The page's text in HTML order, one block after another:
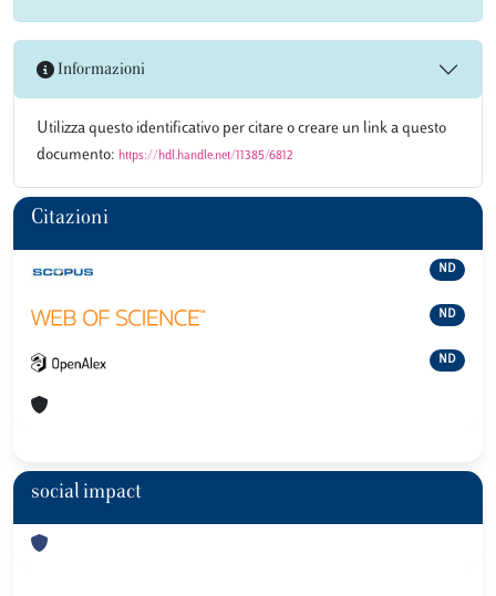
Informazioni
Utilizza questo identificativo per citare o creare un link a questo
documento: https://hdl.handle.net/11385/6812
Citazioni
ND
ND
ND
social impact